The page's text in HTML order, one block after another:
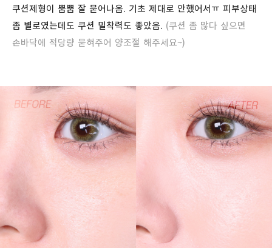
쿠션제형이 뿜뿜 잘 묻어나옴. 기초 제대로 안했어서ㅠ 피부상태
좀 별로였는데도 쿠션 밀착력도 좋았음. (쿠션 좀 많다 싶으면
손바닥에 적당량 묻혀주어 양조절 해주세요~)